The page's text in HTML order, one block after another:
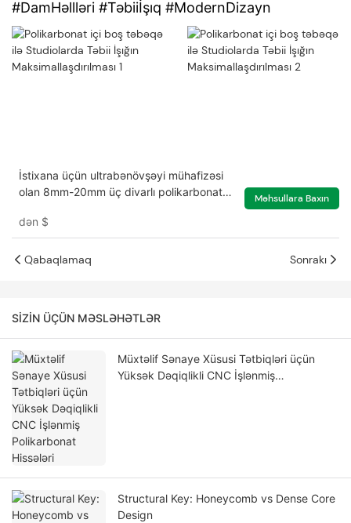
#DamHəllləri #Təbiiİşıq #ModernDizayn
İstixana üçün ultrabənövşəyi mühafizəsi
olan 8mm-20mm üç divarlı polikarbonat
dən $
Məhsullara Baxın
Qabaqlamaq Sonrakı
SIZIN ÜÇÜN MƏSLƏHƏTLƏR
Müxtəlif Sənaye Xüsusi Tətbiqləri üçün
Yüksək Dəqiqlikli CNC İşlənmiş
Structural Key: Honeycomb vs Dense Core
Design